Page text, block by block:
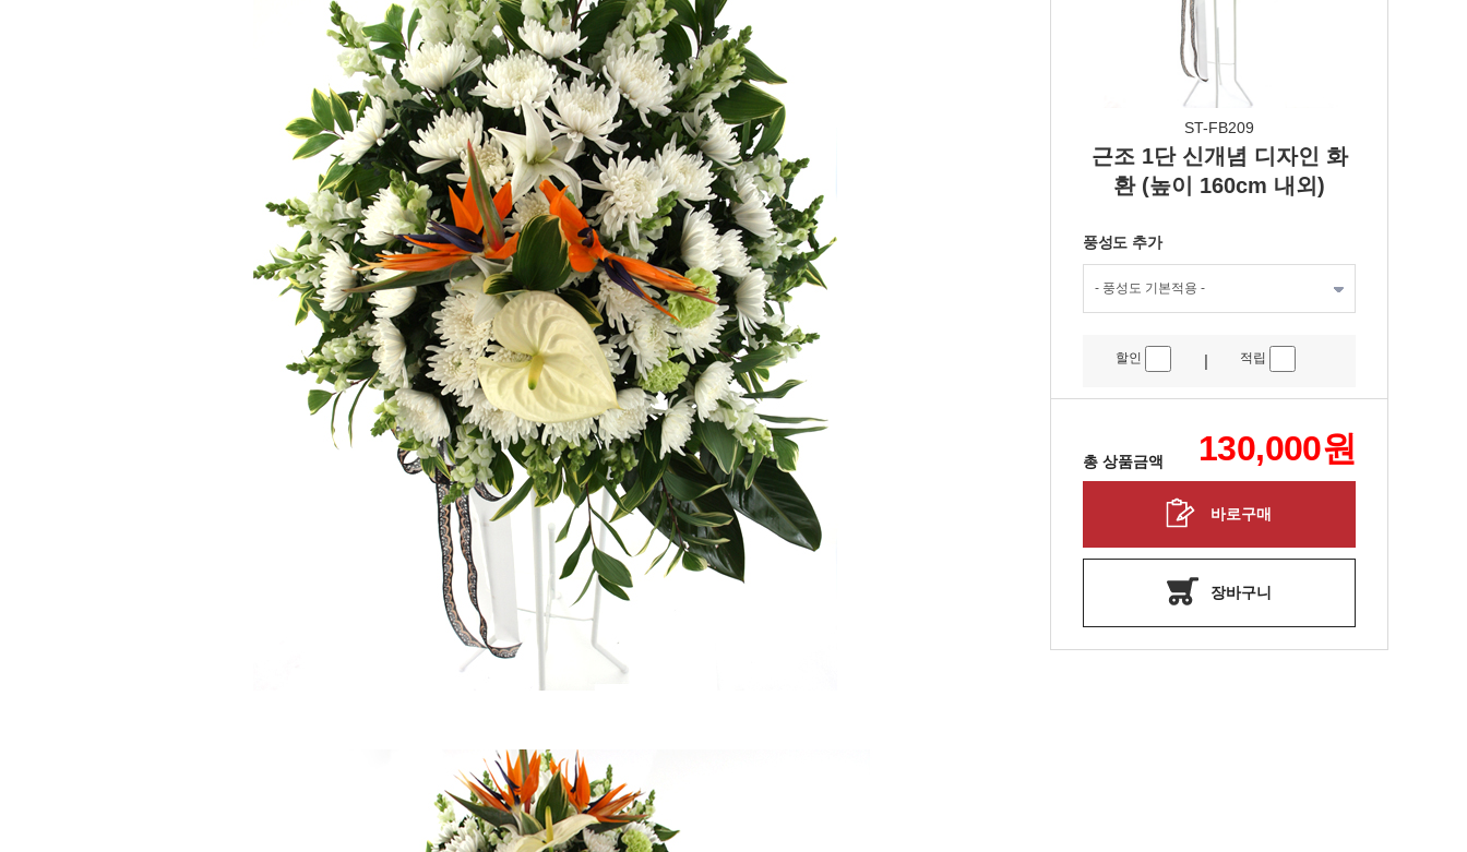
ST-FB209
근조 1단 신개념 디자인 화
환 (높이 160cm 내외)
풍성도 추가
할인 | 적립
총 상품금액 130,000원
바로구매
장바구니